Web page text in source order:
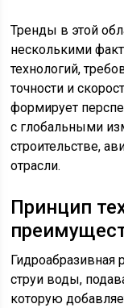
Тренды в этой
несколькими
технологий,
точности и
формирует
с глобальными
строительстве,
отрасли.
Принцип
Гидроабразивная
струи воды,
которую